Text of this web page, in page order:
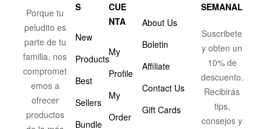
Porque tu
peludito es
parte de tu
familia, nos
compromet
emos a
ofrecer
productos
S
New
Products
Best
Sellers
Bundle
CUE
NTA
My
Profile
My
Order
About Us
Boletin
Affiliate
Contact Us
Gift Cards
SEMANAL
Suscribete
y obten un
10% de
descuento.
Recibirás
tips,
consejos y